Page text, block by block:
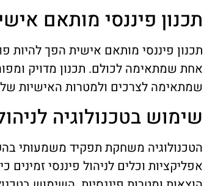
תכנון פיננסי מותאם
תכנון פיננסי מותאם אישית הפך להיות
אחת שמתאימה לכולם. תכנון מדויק
שמתאימה לצרכים ולמטרות האישיות
שימוש בטכנולוגיה
הטכנולוגיה משחקת תפקיד משמעותי
אפליקציות וכלים לניהול פיננסי